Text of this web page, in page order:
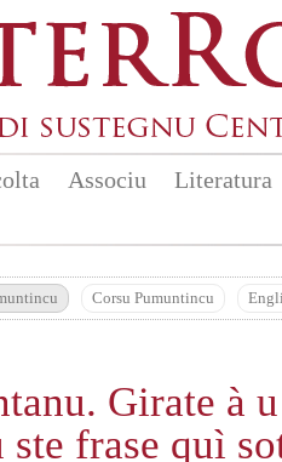
Associu Literatura
Corsu Pumuntincu
Girate à
ste frase quì